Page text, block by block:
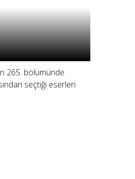
265. bölümünde
seçtiği eserleri